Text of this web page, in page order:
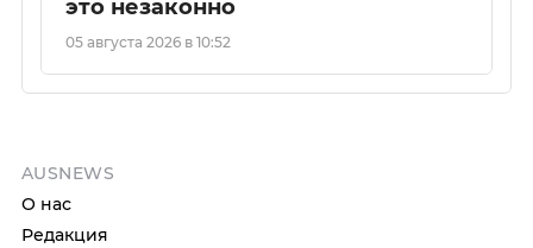
это незаконно
05 августа 2026 в 10:52
AUSNEWS
О нас
Редакция